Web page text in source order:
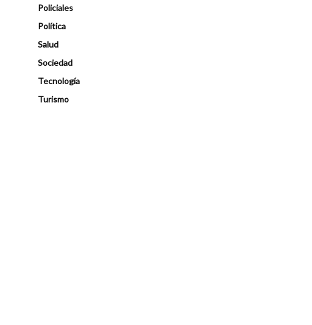
Policiales
Política
Salud
Sociedad
Tecnología
Turismo